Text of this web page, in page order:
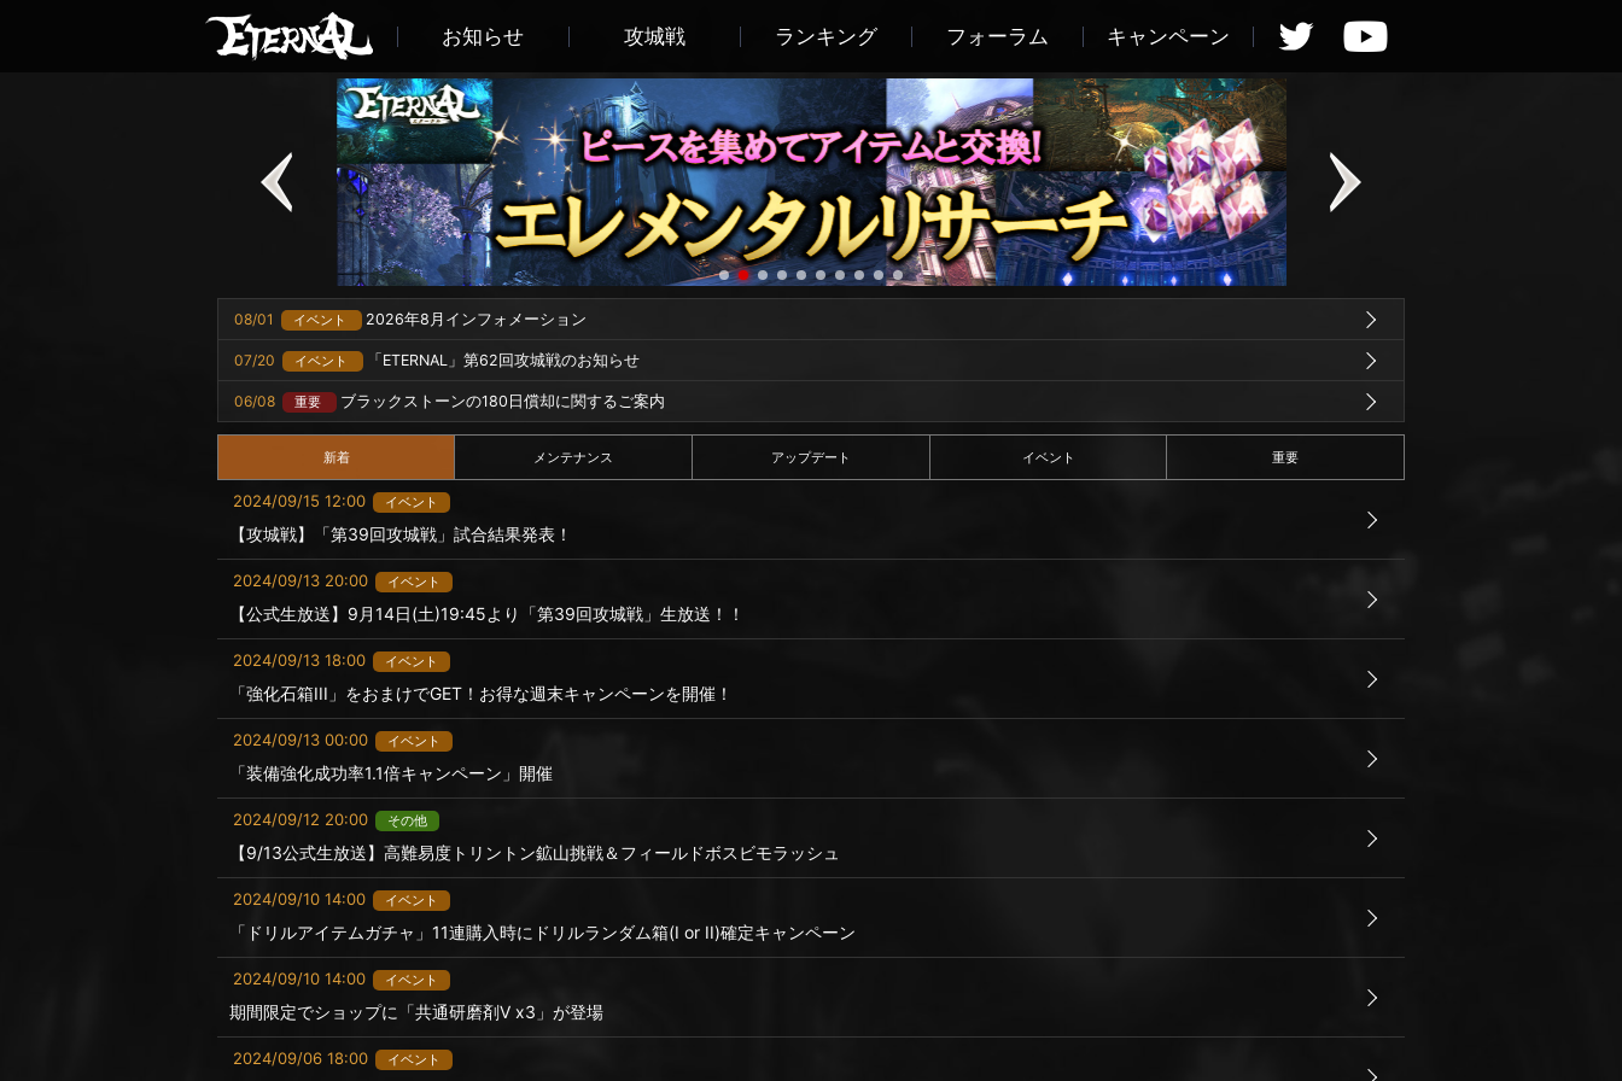
お知らせ 攻城戦 ランキング フォーラム キャンペーン
08/01 イベント 2026年8月インフォメーション
07/20 イベント 「ETERNAL」第62回攻城戦のお知らせ
06/08 重要 ブラックストーンの180日償却に関するご案内
新着 メンテナンス アップデート イベント 重要
2024/09/15 12:00 イベント
【攻城戦】「第39回攻城戦」試合結果発表！
2024/09/13 20:00 イベント
【公式生放送】9月14日(土)19:45より「第39回攻城戦」生放送！！
2024/09/13 18:00 イベント
「強化石箱III」をおまけでGET！お得な週末キャンペーンを開催！
2024/09/13 00:00 イベント
「装備強化成功率1.1倍キャンペーン」開催
2024/09/12 20:00 その他
【9/13公式生放送】高難易度トリントン鉱山挑戦＆フィールドボスビモラッシュ
2024/09/10 14:00 イベント
「ドリルアイテムガチャ」11連購入時にドリルランダム箱(I or II)確定キャンペーン
2024/09/10 14:00 イベント
期間限定でショップに「共通研磨剤Ⅴ x3」が登場
2024/09/06 18:00 イベント